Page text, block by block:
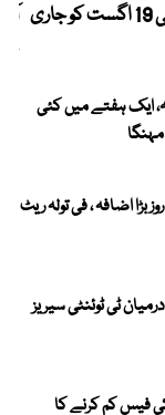
کیریبین پریمیئر لیگ ، قومی کرکٹرز کو این او سی 19 اگست کو جاری
ایک ہفتے میں کئی
اضافہ ، فی تولہ ریٹ
کے درمیان ٹی ٹوئنٹی سیریز
فیس کم کرنے کا